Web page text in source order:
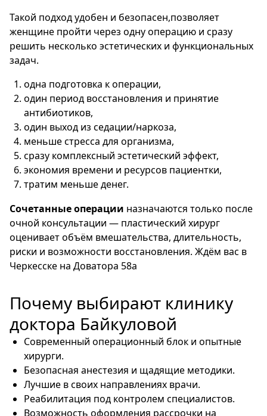
Такой подход удобен и безопасен,позволяет
женщине пройти через одну операцию и сразу
решить несколько эстетических и функциональных
задач.
одна подготовка к операции,
один период восстановления и принятие
антибиотиков,
один выход из седации/наркоза,
меньше стресса для организма,
сразу комплексный эстетический эффект,
экономия времени и ресурсов пациентки,
тратим меньше денег.
Сочетанные операции назначаются только после
очной консультации — пластический хирург
оценивает объём вмешательства, длительность,
риски и возможности восстановления. Ждём вас в
Черкесске на Доватора 58а
Почему выбирают клинику
доктора Байкуловой
Современный операционный блок и опытные
хирурги.
Безопасная анестезия и щадящие методики.
Лучшие в своих направлениях врачи.
Реабилитация под контролем специалистов.
Возможность оформления рассрочки на